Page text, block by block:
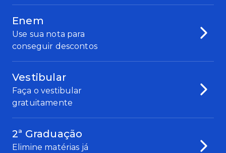
Enem
Use sua nota para
conseguir descontos
Vestibular
Faça o vestibular
gratuitamente
2ª Graduação
Elimine matérias já